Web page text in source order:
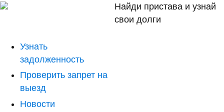
Найди пристава и узнай
свои долги
Узнать
задолженность
Проверить запрет на
выезд
Новости